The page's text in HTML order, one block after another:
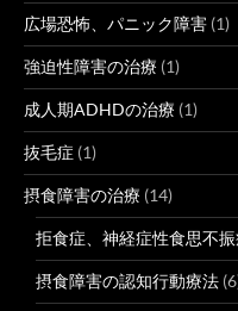
広場恐怖、パニック障害 (1)
強迫性障害の治療 (1)
成人期ADHDの治療 (1)
抜毛症 (1)
摂食障害の治療 (14)
拒食症、神経症性食思不振
摂食障害の認知行動療法